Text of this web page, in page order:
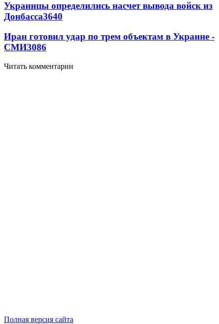
Украинцы определились насчет вывода войск из
Донбасса3640
Иран готовил удар по трем объектам в Украине -
СМИ3086
Читать комментарии
Полная версия сайта